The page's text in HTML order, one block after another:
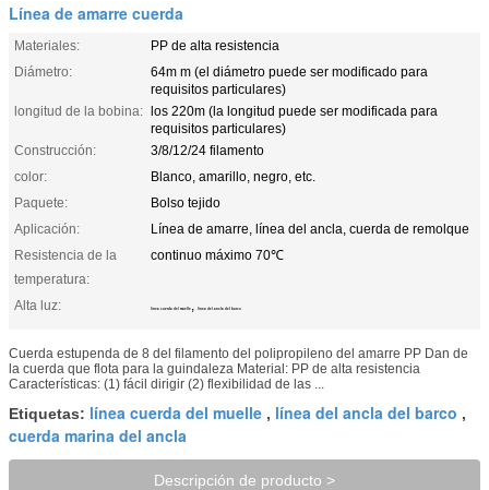
Línea de amarre cuerda
Materiales:
PP de alta resistencia
Diámetro:
64m m (el diámetro puede ser modificado para
requisitos particulares)
longitud de la bobina: los 220m (la longitud puede ser modificada para
requisitos particulares)
Construcción:
3/8/12/24 filamento
color:
Blanco, amarillo, negro, etc.
Paquete:
Bolso tejido
Aplicación:
Línea de amarre, línea del ancla, cuerda de remolque
Resistencia de la
temperatura:
continuo máximo 70℃
Alta luz: línea cuerda del muelle , línea del ancla del barco
Cuerda estupenda de 8 del filamento del polipropileno del amarre PP Dan de
la cuerda que flota para la guindaleza Material: PP de alta resistencia
Características: (1) fácil dirigir (2) flexibilidad de las ...
Etiquetas: línea cuerda del muelle , línea del ancla del barco ,
cuerda marina del ancla
Descripción de producto >